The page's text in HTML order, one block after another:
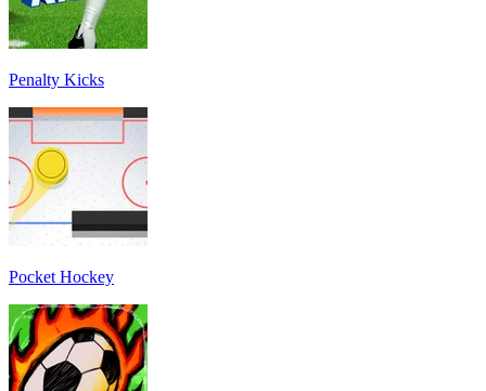
Penalty Kicks
Pocket Hockey